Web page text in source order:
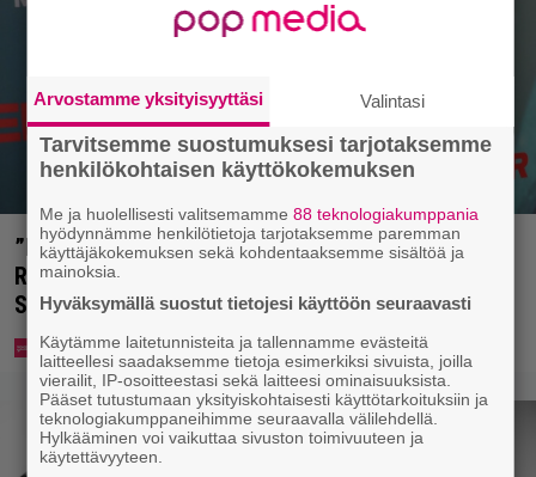
”Nukuimme kaikki viisi samassa huoneessa” –
Renny Harlinin perhe vietti unelmien kesän
Suomessa
Arvostamme yksityisyyttäsi Valintasi
Tarvitsemme suostumuksesi tarjotaksemme
henkilökohtaisen käyttökokemuksen
Me ja huolellisesti valitsemamme 88 teknologiakumppania
hyödynnämme henkilötietoja tarjotaksemme paremman
käyttäjäkokemuksen sekä kohdentaaksemme sisältöä ja
mainoksia.
Hyväksymällä suostut tietojesi käyttöön seuraavasti
Käytämme laitetunnisteita ja tallennamme evästeitä
laitteellesi saadaksemme tietoja esimerkiksi sivuista, joilla
vierailit, IP-osoitteestasi sekä laitteesi ominaisuuksista.
Pääset tutustumaan yksityiskohtaisesti käyttötarkoituksiin ja
teknologiakumppaneihimme seuraavalla välilehdellä.
Hylkääminen voi vaikuttaa sivuston toimivuuteen ja
käytettävyyteen.